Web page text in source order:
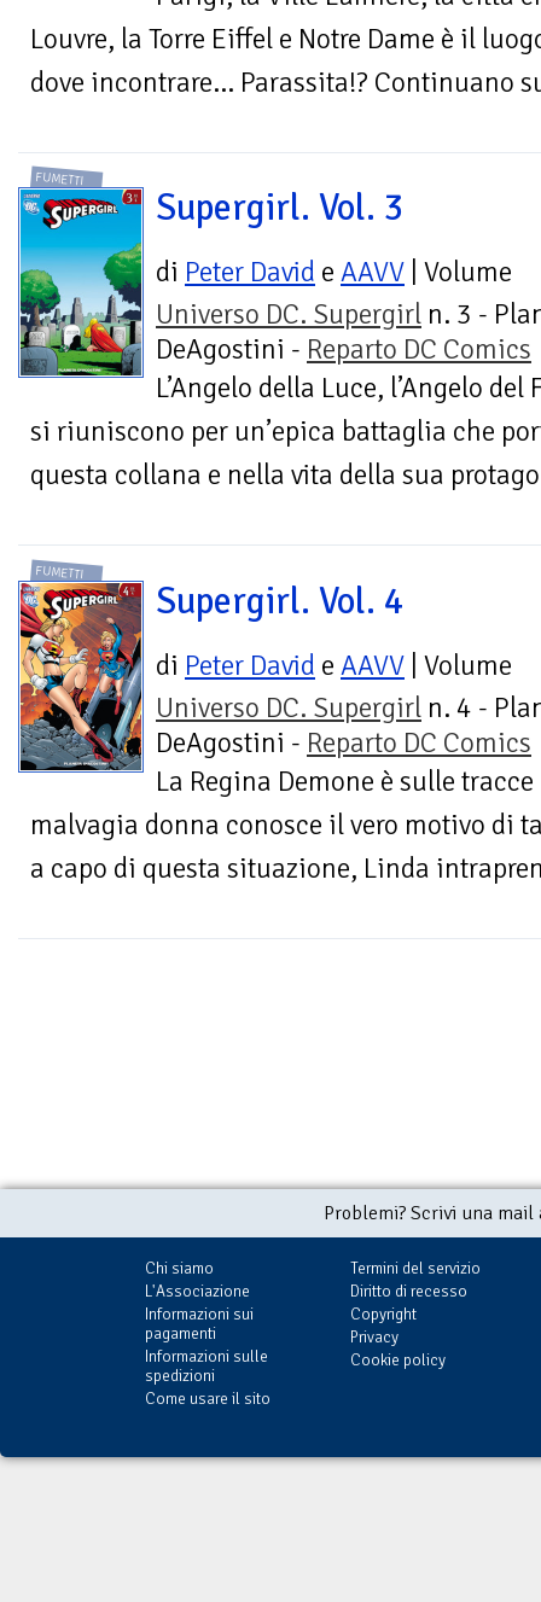
Louvre, la Torre Eiffel e Notre Dame è il
dove incontrare... Parassita!? Continuano
FUMETTI
Supergirl. Vol. 3
di Peter David e AAVV | Volume
Universo DC. Supergirl n. 3 -
DeAgostini - Reparto DC Comics
L’Angelo della Luce, l’Angelo del
si riuniscono per un’epica battaglia che
questa collana e nella vita della sua
FUMETTI
Supergirl. Vol. 4
di Peter David e AAVV | Volume
Universo DC. Supergirl n. 4 -
DeAgostini - Reparto DC Comics
La Regina Demone è sulle
malvagia donna conosce il vero motivo di
a capo di questa situazione, Linda
Problemi? Scrivi una
Chi siamo
L'Associazione
Informazioni sui
pagamenti
Informazioni sulle
spedizioni
Come usare il sito
Termini del servizio
Diritto di recesso
Copyright
Privacy
Cookie policy